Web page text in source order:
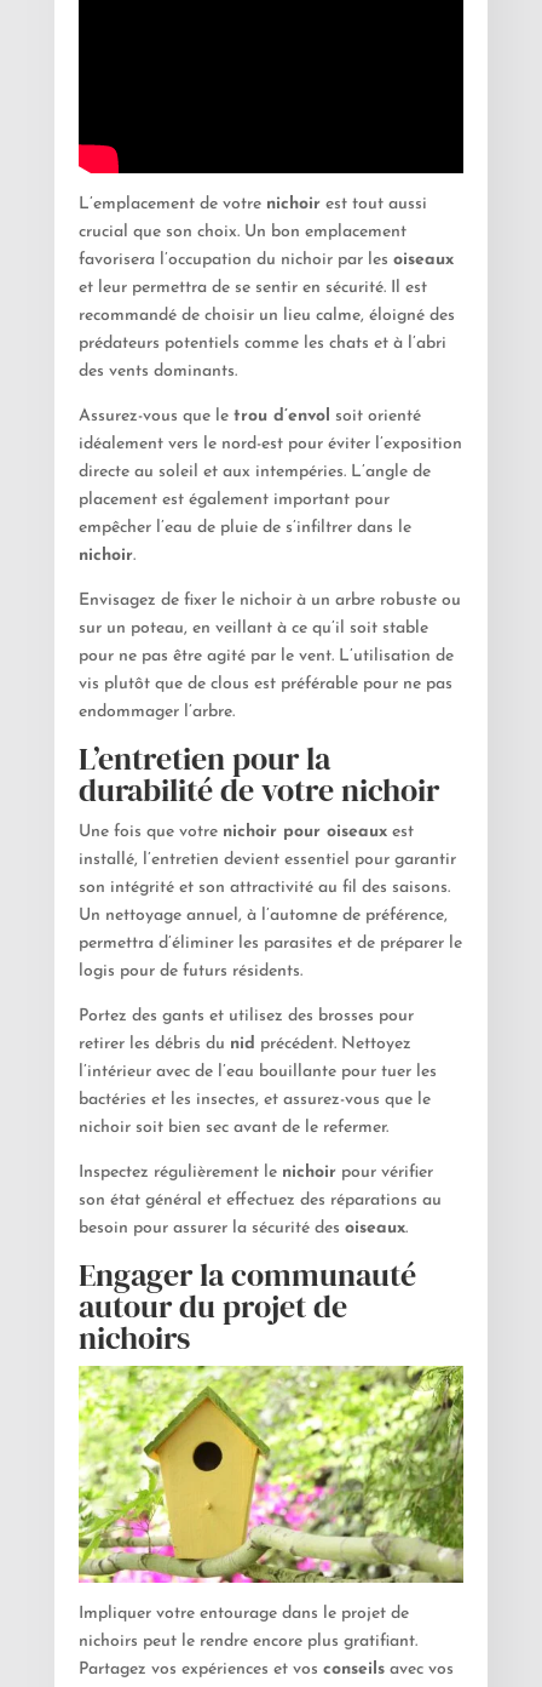
L’emplacement de votre nichoirest tout aussi
crucial que son choix. Un bon emplacement
favorisera l’occupation du nichoir par les oiseaux
et leur permettra de se sentir en sécurité. Il est
recommandé de choisir un lieu calme, éloigné des
prédateurs potentiels comme les chats et à l’abri
des vents dominants.
Assurez-vous que le trou d’envol soit orienté
idéalement vers le nord-est pour éviter l’exposition
directe au soleil et aux intempéries. L’angle de
placement est également important pour
empêcher l’eau de pluie de s’infiltrer dans le
nichoir.
Envisagez de fixer le nichoir à un arbre robuste ou
sur un poteau, en veillant à ce qu’il soit stable
pour ne pas être agité par le vent. L’utilisation de
vis plutôt que de clous est préférable pour ne pas
endommager l’arbre.
L’entretien pour la
durabilité de votre nichoir
Une fois que votre nichoir pour oiseauxest
installé, l’entretien devient essentiel pour garantir
son intégrité et son attractivité au fil des saisons.
Un nettoyage annuel, à l’automne de préférence,
permettra d’éliminer les parasites et de préparer le
logis pour de futurs résidents.
Portez des gants et utilisez des brosses pour
retirer les débris du nid précédent. Nettoyez
l’intérieur avec de l’eau bouillante pour tuer les
bactéries et les insectes, et assurez-vous que le
nichoir soit bien sec avant de le refermer.
Inspectez régulièrement le nichoirpour vérifier
son état général et effectuez des réparations au
besoin pour assurer la sécurité des oiseaux.
Engager la communauté
autour du projet de
nichoirs
Impliquer votre entourage dans le projet de
nichoirs peut le rendre encore plus gratifiant.
Partagez vos expériences et vos conseilsavec vos